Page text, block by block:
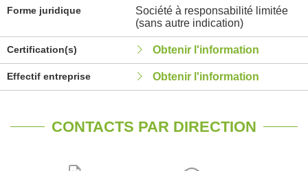
Forme juridique
Société à responsabilité limitée
(sans autre indication)
Certification(s) Obtenir l'information
Effectif entreprise Obtenir l'information
CONTACTS PAR DIRECTION